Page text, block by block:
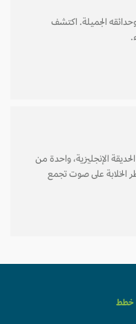
الجميلة. اكتشف
الإنجليزية، واحدة من
الخلابة على صوت تجمع